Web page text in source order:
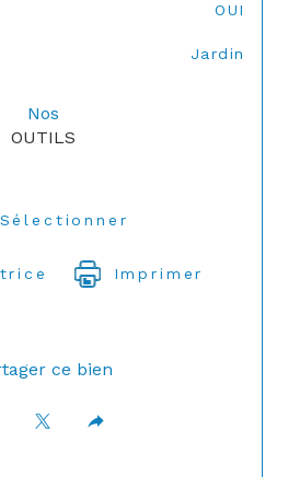
OUI
Jardin
Nos
OUTILS
Sélectionner
Imprimer
ce bien